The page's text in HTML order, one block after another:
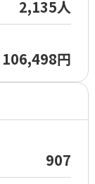
2,135人
106,498円
907